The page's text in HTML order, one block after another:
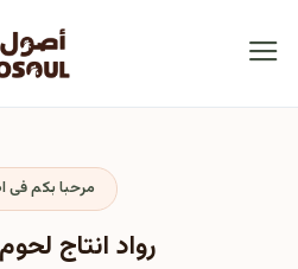
مرحبا بكم فى
رواد انتاج